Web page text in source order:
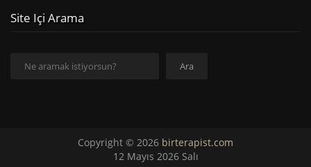
Site Içi Arama
Ara
Copyright © 2026 birterapist.com
12 Mayıs 2026 Salı